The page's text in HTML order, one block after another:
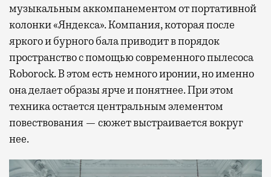
музыкальным аккомпанементом от портативной
колонки «Яндекса». Компания, которая после
яркого и бурного бала приводит в порядок
пространство с помощью современного пылесоса
Roborock. В этом есть немного иронии, но именно
она делает образы ярче и понятнее. При этом
техника остается центральным элементом
повествования — сюжет выстраивается вокруг
нее.